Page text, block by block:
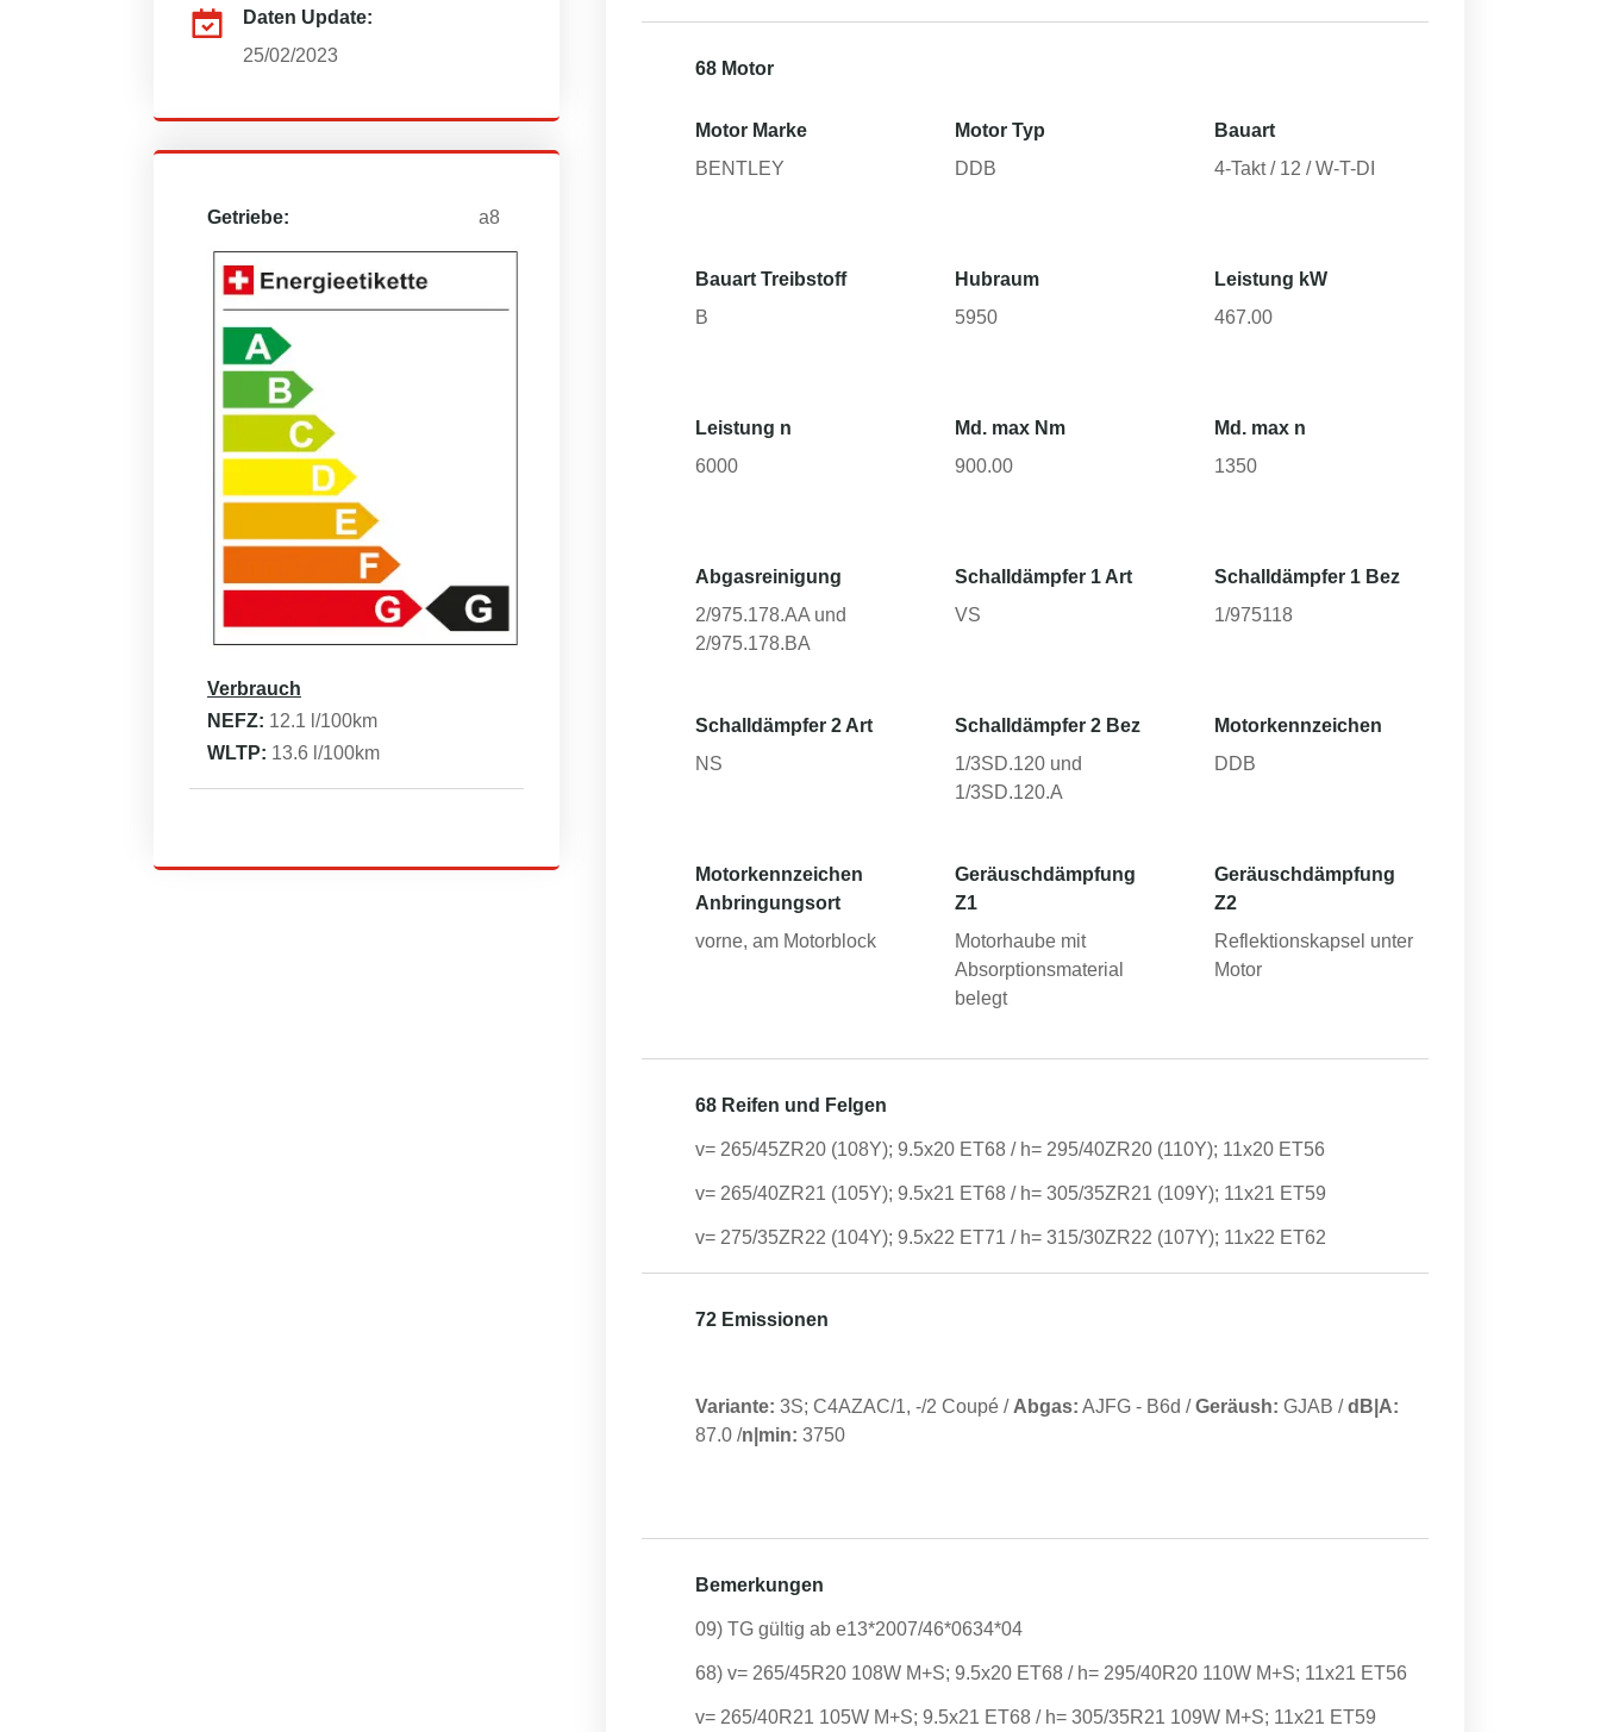
Daten Update:
25/02/2023
Getriebe: a8
Verbrauch
NEFZ: 12.1 l/100km
WLTP: 13.6 l/100km
68 Motor
Motor Marke
BENTLEY
Motor Typ
DDB
Bauart
4-Takt / 12 / W-T-DI
Bauart Treibstoff
B
Hubraum
5950
Leistung kW
467.00
Leistung n
6000
Md. max Nm
900.00
Md. max n
1350
Abgasreinigung
2/975.178.AA und
2/975.178.BA
Schalldämpfer 1 Art
VS
Schalldämpfer 1 Bez
1/975118
Schalldämpfer 2 Art
NS
Schalldämpfer 2 Bez
1/3SD.120 und
1/3SD.120.A
Motorkennzeichen
DDB
Motorkennzeichen
Anbringungsort
vorne, am Motorblock
Geräuschdämpfung
Z1
Motorhaube mit
Absorptionsmaterial
belegt
Geräuschdämpfung
Z2
Reflektionskapsel unter
Motor
68 Reifen und Felgen
v= 265/45ZR20 (108Y); 9.5x20 ET68 / h= 295/40ZR20 (110Y); 11x20 ET56
v= 265/40ZR21 (105Y); 9.5x21 ET68 / h= 305/35ZR21 (109Y); 11x21 ET59
v= 275/35ZR22 (104Y); 9.5x22 ET71 / h= 315/30ZR22 (107Y); 11x22 ET62
72 Emissionen
Variante: 3S; C4AZAC/1, -/2 Coupé / Abgas: AJFG - B6d /Geräush: GJAB /dB|A:
87.0 /n|min: 3750
Bemerkungen
09) TG gültig ab e13*2007/46*0634*04
68) v= 265/45R20 108W M+S; 9.5x20 ET68 / h= 295/40R20 110W M+S; 11x21 ET56
v= 265/40R21 105W M+S; 9.5x21 ET68 / h= 305/35R21 109W M+S; 11x21 ET59